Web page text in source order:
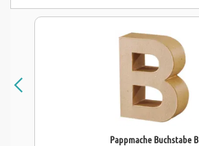
Pappmache Buchstabe B